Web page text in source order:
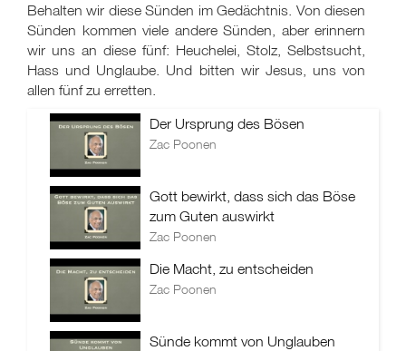
Behalten wir diese Sünden im Gedächtnis. Von diesen
Sünden kommen viele andere Sünden, aber erinnern
wir uns an diese fünf: Heuchelei, Stolz, Selbstsucht,
Hass und Unglaube. Und bitten wir Jesus, uns von
allen fünf zu erretten.
Der Ursprung des Bösen
Zac Poonen
Gott bewirkt, dass sich das Böse
zum Guten auswirkt
Zac Poonen
Die Macht, zu entscheiden
Zac Poonen
Sünde kommt von Unglauben